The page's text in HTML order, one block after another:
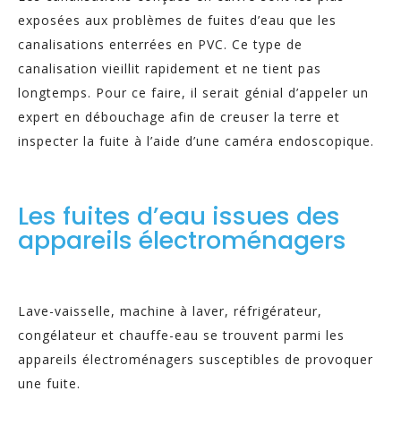
exposées aux problèmes de fuites d’eau que les
canalisations enterrées en PVC. Ce type de
canalisation vieillit rapidement et ne tient pas
longtemps. Pour ce faire, il serait génial d’appeler un
expert en débouchage afin de creuser la terre et
inspecter la fuite à l’aide d’une caméra endoscopique.
Les fuites d’eau issues des
appareils électroménagers
Lave-vaisselle, machine à laver, réfrigérateur,
congélateur et chauffe-eau se trouvent parmi les
appareils électroménagers susceptibles de provoquer
une fuite.